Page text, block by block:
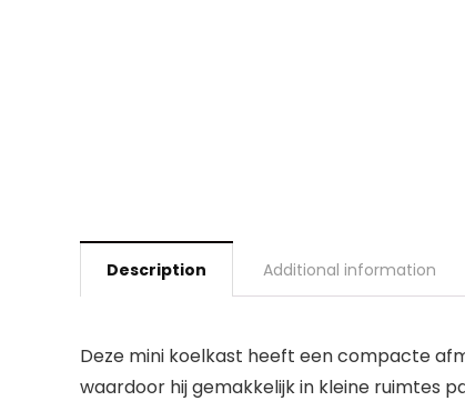
Description Additional information
Deze mini koelkast heeft een compacte
waardoor hij gemakkelijk in kleine ruimtes